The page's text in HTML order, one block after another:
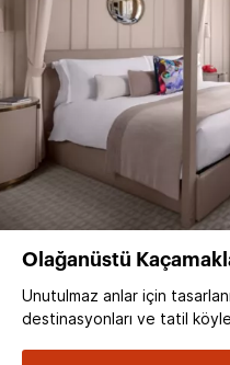
Olağanüstü
Unutulmaz anlar için
destinasyonları ve tatil